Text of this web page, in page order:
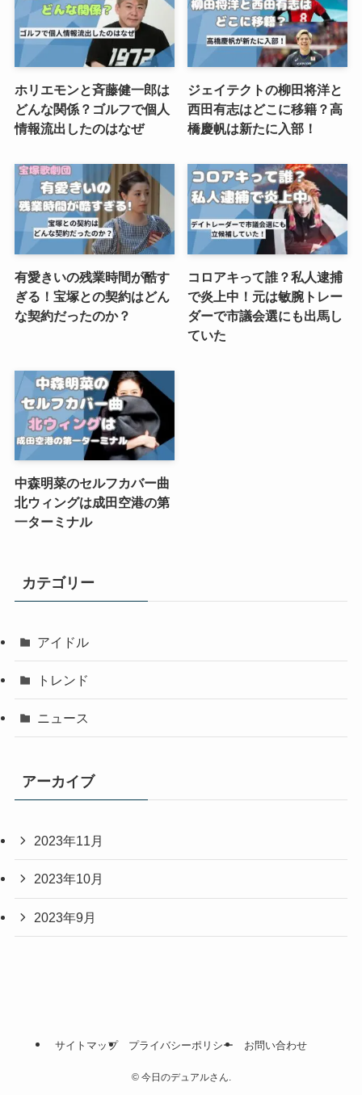
ホリエモンと斉藤健一郎は
どんな関係？ゴルフで個人
情報流出したのはなぜ
ジェイテクトの柳田将洋と
西田有志はどこに移籍？高
橋慶帆は新たに入部！
有愛きいの残業時間が酷す
ぎる！宝塚との契約はどん
な契約だったのか？
コロアキって誰？私人逮捕
で炎上中！元は敏腕トレー
ダーで市議会選にも出馬し
ていた
中森明菜のセルフカバー曲
北ウィングは成田空港の第
一ターミナル
カテゴリー
アイドル
トレンド
ニュース
アーカイブ
2023年11月
2023年10月
2023年9月
サイトマップ プライバシーポリシー お問い合わせ
©今日のデュアルさん.